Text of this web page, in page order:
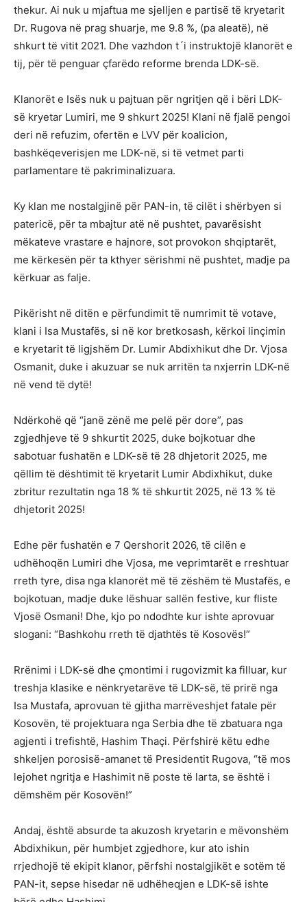
thekur. Ai nuk u mjaftua me sjelljen e partisë të kryetarit
Dr. Rugova në prag shuarje, me 9.8 %, (pa aleatë), në
shkurt të vitit 2021. Dhe vazhdon t´i instruktojë klanorët e
tij, për të penguar çfarëdo reforme brenda LDK-së.
Klanorët e Isës nuk u pajtuan për ngritjen që i bëri LDK-
së kryetar Lumiri, me 9 shkurt 2025! Klani në fjalë pengoi
deri në refuzim, ofertën e LVV për koalicion,
bashkëqeverisjen me LDK-në, si të vetmet parti
parlamentare të pakriminalizuara.
Ky klan me nostalgjinë për PAN-in, të cilët i shërbyen si
patericë, për ta mbajtur atë në pushtet, pavarësisht
mëkateve vrastare e hajnore, sot provokon shqiptarët,
me kërkesën për ta kthyer sërishmi në pushtet, madje pa
kërkuar as falje.
Pikërisht në ditën e përfundimit të numrimit të votave,
klani i Isa Mustafës, si në kor bretkosash, kërkoi linçimin
e kryetarit të ligjshëm Dr. Lumir Abdixhikut dhe Dr. Vjosa
Osmanit, duke i akuzuar se nuk arritën ta nxjerrin LDK-në
në vend të dytë!
Ndërkohë që “janë zënë me pelë për dore”, pas
zgjedhjeve të 9 shkurtit 2025, duke bojkotuar dhe
sabotuar fushatën e LDK-së të 28 dhjetorit 2025, me
qëllim të dështimit të kryetarit Lumir Abdixhikut, duke
zbritur rezultatin nga 18 % të shkurtit 2025, në 13 % të
dhjetorit 2025!
Edhe për fushatën e 7 Qershorit 2026, të cilën e
udhëhoqën Lumiri dhe Vjosa, me veprimtarët e rreshtuar
rreth tyre, disa nga klanorët më të zëshëm të Mustafës, e
bojkotuan, madje duke lëshuar sallën festive, kur fliste
Vjosë Osmani! Dhe, kjo po ndodhte kur ishte aprovuar
slogani: “Bashkohu rreth të djathtës të Kosovës!”
Rrënimi i LDK-së dhe çmontimi i rugovizmit ka filluar, kur
treshja klasike e nënkryetarëve të LDK-së, të prirë nga
Isa Mustafa, aprovuan të gjitha marrëveshjet fatale për
Kosovën, të projektuara nga Serbia dhe të zbatuara nga
agjenti i trefishtë, Hashim Thaçi. Përfshirë këtu edhe
shkeljen porosisë-amanet të Presidentit Rugova, “të mos
lejohet ngritja e Hashimit në poste të larta, se është i
dëmshëm për Kosovën!”
Andaj, është absurde ta akuzosh kryetarin e mëvonshëm
Abdixhikun, për humbjet zgjedhore, kur ato ishin
rrjedhojë të ekipit klanor, përfshi nostalgjikët e sotëm të
PAN-it, sepse hisedar në udhëheqjen e LDK-së ishte